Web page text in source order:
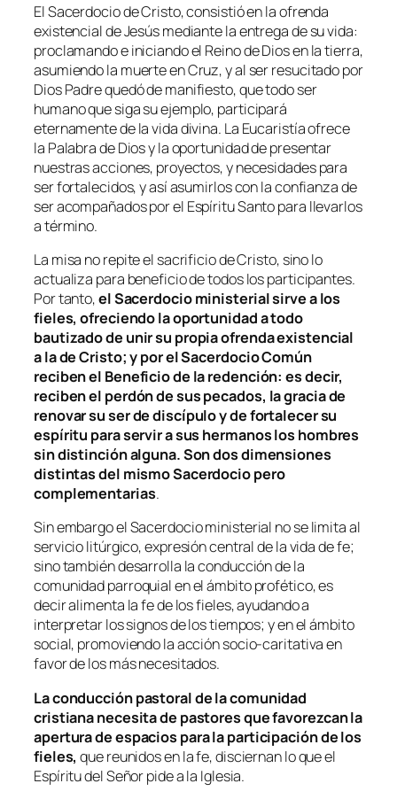
El Sacerdocio de Cristo, consistió en la ofrenda
existencial de Jesús mediante la entrega de su vida:
proclamando e iniciando el Reino de Dios en la tierra,
asumiendo la muerte en Cruz, y al ser resucitado por
Dios Padre quedó de manifiesto, que todo ser
humano que siga su ejemplo, participará
eternamente de la vida divina. La Eucaristía ofrece
la Palabra de Dios y la oportunidad de presentar
nuestras acciones, proyectos, y necesidades para
ser fortalecidos, y así asumirlos con la confianza de
ser acompañados por el Espíritu Santo para llevarlos
a término.
La misa no repite el sacrificio de Cristo, sino lo
actualiza para beneficio de todos los participantes.
Por tanto,el Sacerdocio ministerial sirve a los
fieles, ofreciendo la oportunidad a todo
bautizado de unir su propia ofrenda existencial
a la de Cristo; y por el Sacerdocio Común
reciben el Beneficio de la redención: es decir,
reciben el perdón de sus pecados, la gracia de
renovar su ser de discípulo y de fortalecer su
espíritu para servir a sus hermanos los hombres
sin distinción alguna. Son dos dimensiones
distintas del mismo Sacerdocio pero
complementarias.
Sin embargo el Sacerdocio ministerial no se limita al
servicio litúrgico, expresión central de la vida de fe;
sino también desarrolla la conducción de la
comunidad parroquial en el ámbito profético, es
decir alimenta la fe de los fieles, ayudando a
interpretar los signos de los tiempos; y en el ámbito
social, promoviendo la acción socio-caritativa en
favor de los más necesitados.
La conducción pastoral de la comunidad
cristiana necesita de pastores que favorezcan la
apertura de espacios para la participación de los
fieles, que reunidos en la fe, disciernan lo que el
Espíritu del Señor pide a la Iglesia.